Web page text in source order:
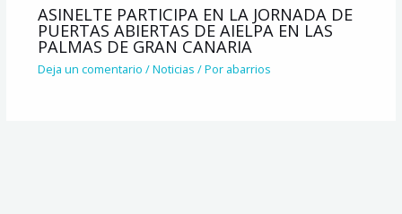
ASINELTE PARTICIPA EN LA JORNADA DE
PUERTAS ABIERTAS DE AIELPA EN LAS
PALMAS DE GRAN CANARIA
Deja un comentario /Noticias / Por abarrios